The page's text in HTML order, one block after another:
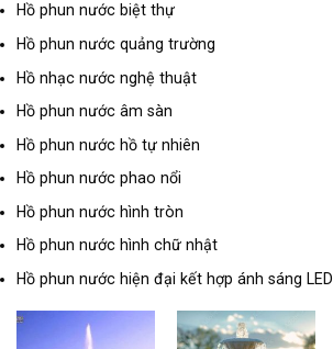
Hồ phun nước biệt thự
Hồ phun nước quảng trường
Hồ nhạc nước nghệ thuật
Hồ phun nước âm sàn
Hồ phun nước hồ tự nhiên
Hồ phun nước phao nổi
Hồ phun nước hình tròn
Hồ phun nước hình chữ nhật
Hồ phun nước hiện đại kết hợp ánh sáng LED